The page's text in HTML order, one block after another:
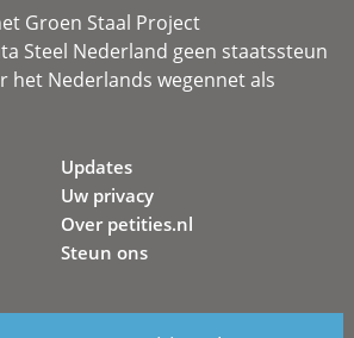
Groen Staal Project
Steel Nederland geen staatssteun
het Nederlands wegennet als
Updates
Uw privacy
Over petities.nl
Steun ons